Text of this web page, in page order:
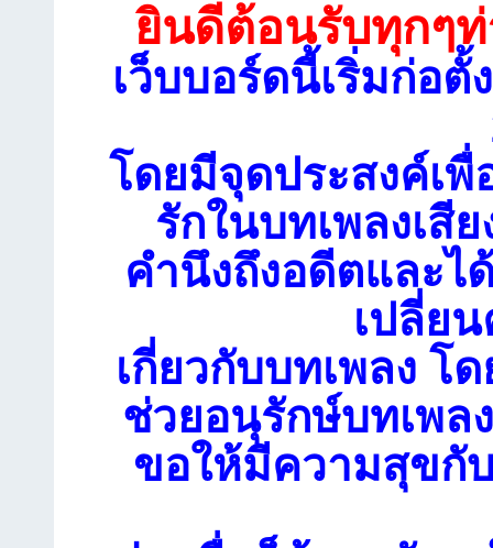
ยินดีต้อนรับทุกๆท่
เว็บบอร์ดนี้เริ่มก่อ
โดยมีจุดประสงค์เ
รักในบทเพลงเสี
คำนึงถึงอดีตและไ
เปลี่ย
เกี่ยวกับบทเพลง โ
ช่วยอนุรักษ์บทเพล
ขอให้มีความสุขกั